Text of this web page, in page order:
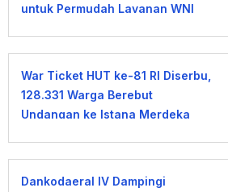
untuk Permudah Layanan WNI
War Ticket HUT ke-81 RI Diserbu,
128.331 Warga Berebut
Undangan ke Istana Merdeka
Dankodaeral IV Dampingi